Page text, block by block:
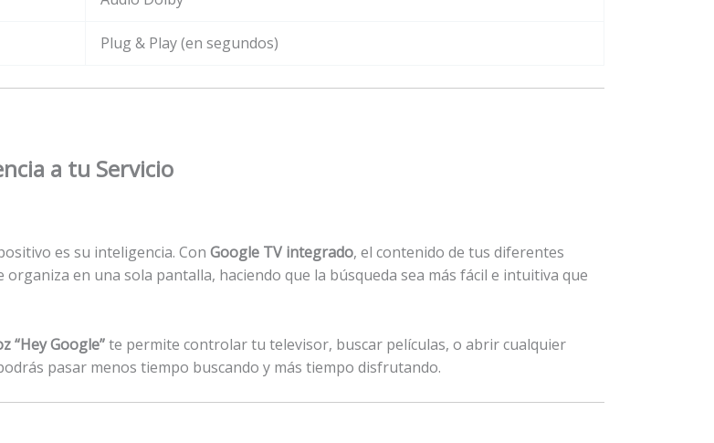
Plug & Play (en segundos)
a tu Servicio
es su inteligencia. Con Google TV integrado, el contenido de tus diferentes
en una sola pantalla, haciendo que la búsqueda sea más fácil e intuitiva que
“Hey Google”te permite controlar tu televisor, buscar películas, o abrir cualquier
pasar menos tiempo buscando y más tiempo disfrutando.